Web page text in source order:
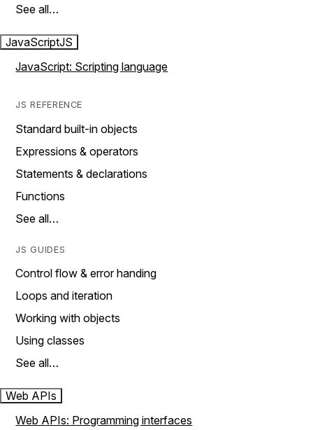
See all…
JavaScriptJS
JavaScript: Scripting language
JS REFERENCE
Standard built-in objects
Expressions & operators
Statements & declarations
Functions
See all…
JS GUIDES
Control flow & error handing
Loops and iteration
Working with objects
Using classes
See all…
Web APIs
Web APIs: Programming interfaces